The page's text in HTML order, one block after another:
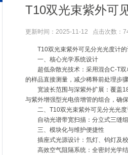
T10双光束紫外可
更新时间：2025-11-12 点击次数：
T10双光束紫外可见分光光度计的
一、核心光学系统设计
超低杂散光技术：采用混合C-T双
的样品直接测量，减少稀释前处理步
宽波长范围与深紫外扩展：覆盖
与紫外增强型光电倍增管的组合，确
二、 T10双光束紫外可见分光光
自动光谱带宽扫描：分立式三缝组
三、模块化与维护便捷性
插座式光源设计：氘灯、钨灯及校
高效空气阻隔系统：全密封光学结